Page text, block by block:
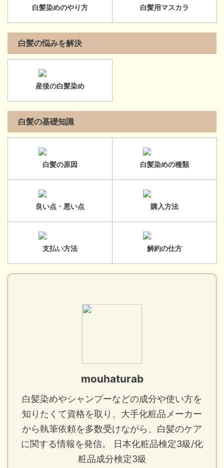
白髪染めのやり方 白髪用マスカラ
白髪の悩みを解決
産後の白髪染め
白髪の基礎知識
白髪の原因 白髪染めの種類
良い点・悪い点 購入方法
支払い方法 解約の仕方
mouhaturab
白髪染めやシャンプーなどの成分や使い方を
知りたくて資格を取り、大手化粧品メーカー
から執筆依頼を多数受けながら、白髪のケア
に関する情報を発信。 日本化粧品検定3級/化
粧品成分検定3級